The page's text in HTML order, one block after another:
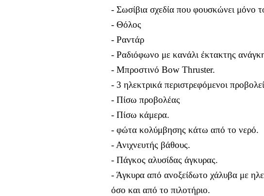
- Σωσίβια σχεδία που φουσκώνει μόνο
- Θόλος
- Ραντάρ
- Ραδιόφωνο με κανάλι έκτακτης
- Μπροστινό Bow Thruster.
- 3 ηλεκτρικά περιστρεφόμενοι
- Πίσω προβολέας
- Πίσω κάμερα.
- φώτα κολύμβησης κάτω από το νερό.
- Ανιχνευτής βάθους.
- Πάγκος αλυσίδας άγκυρας.
- Άγκυρα από ανοξείδωτο χάλυβα με
όσο και από το πιλοτήριο.